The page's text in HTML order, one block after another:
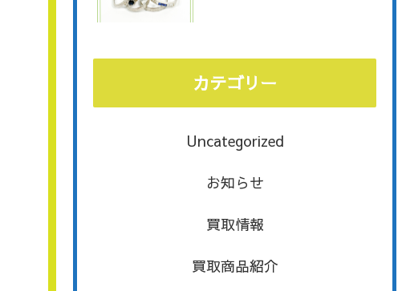
カテゴリー
Uncategorized
お知らせ
買取情報
買取商品紹介